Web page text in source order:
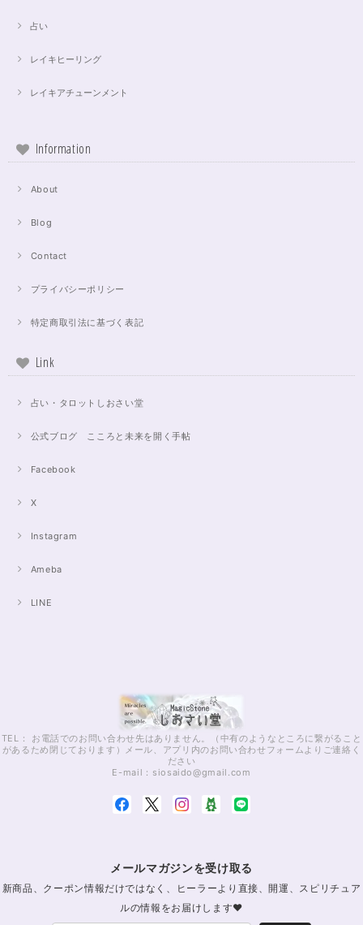
占い
レイキヒーリング
レイキアチューンメント
Information
About
Blog
Contact
プライバシーポリシー
特定商取引法に基づく表記
Link
占い・タロットしおさい堂
公式ブログ こころと未来を開く手帖
Facebook
X
Instagram
Ameba
LINE
TEL： お電話でのお問い合わせ先はありません。（中有のようなところに繋がること
があるため閉じております）メール、アプリ内のお問い合わせフォームよりご連絡く
ださい
E-mail： siosaido@gmail.com
メールマガジンを受け取る
新商品、クーポン情報だけではなく、ヒーラーより直接、開運、スピリチュア
ルの情報をお届けします♥